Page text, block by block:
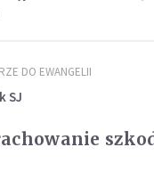
DO EWANGELII
SJ